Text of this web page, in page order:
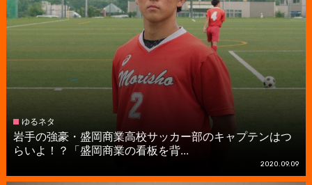
ゆるネタ
岩手の強豪・盛岡商業高校サッカー部のキャプテンはつ
らいよ！？「盛岡商業の看板を背...
2020.09.09